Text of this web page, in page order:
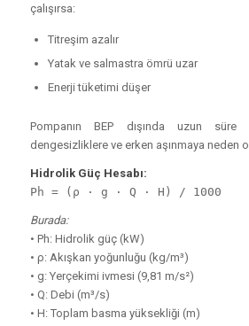
çalışırsa:
Titreşim azalır
Yatak ve salmastra ömrü uzar
Enerji tüketimi düşer
Pompanın BEP dışında uzun süre
dengesizliklere ve erken aşınmaya neden
Hidrolik Güç Hesabı:
Ph = (ρ · g · Q · H) / 1000
Burada:
• Ph: Hidrolik güç (kW)
• ρ: Akışkan yoğunluğu (kg/m³)
• g: Yerçekimi ivmesi (9,81 m/s²)
• Q: Debi (m³/s)
• H: Toplam basma yüksekliği (m)